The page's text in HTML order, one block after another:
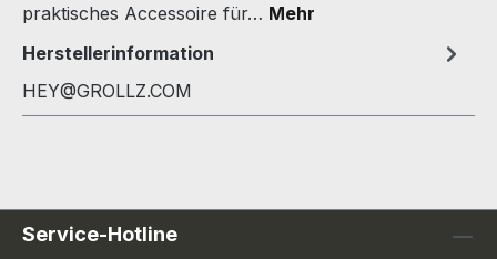
praktisches Accessoire für… Mehr
Herstellerinformation
HEY@GROLLZ.COM
Service-Hotline